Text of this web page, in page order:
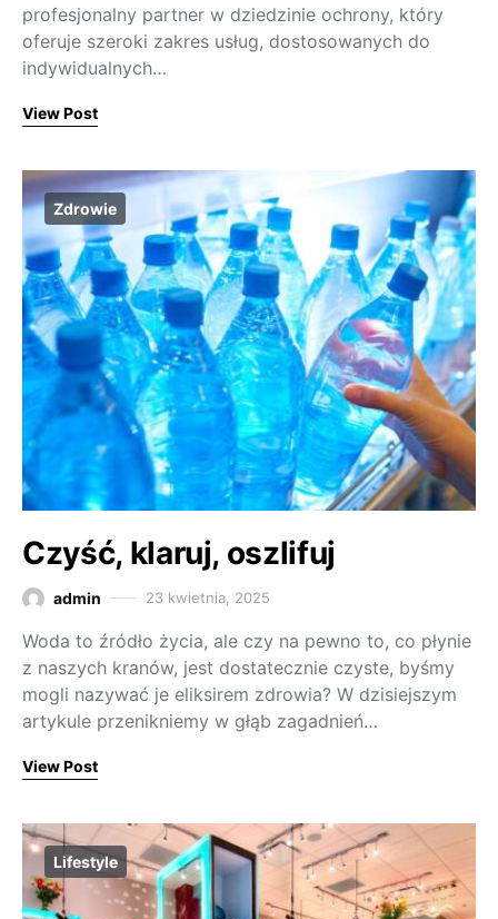
profesjonalny partner w dziedzinie ochrony, który
oferuje szeroki zakres usług, dostosowanych do
indywidualnych…
View Post
Zdrowie
Czyść, klaruj, oszlifuj
admin 23 kwietnia, 2025
Woda to źródło życia, ale czy na pewno to, co płynie
z naszych kranów, jest dostatecznie czyste, byśmy
mogli nazywać je eliksirem zdrowia? W dzisiejszym
artykule przenikniemy w głąb zagadnień…
View Post
Lifestyle